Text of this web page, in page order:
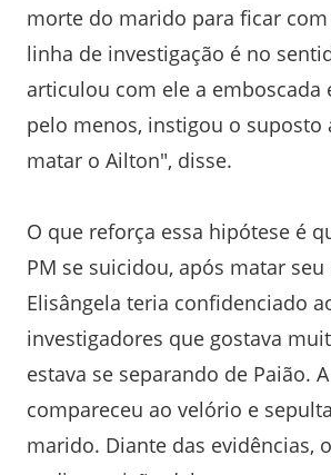
morte do marido para ficar
linha de investigação é no
articulou com ele a emboscada
pelo menos, instigou o suposto
matar o Ailton", disse.
O que reforça essa hipótese é
PM se suicidou, após matar
Elisângela teria confidenciado
investigadores que gostava
estava se separando de Paião.
compareceu ao velório e
marido. Diante das evidências,